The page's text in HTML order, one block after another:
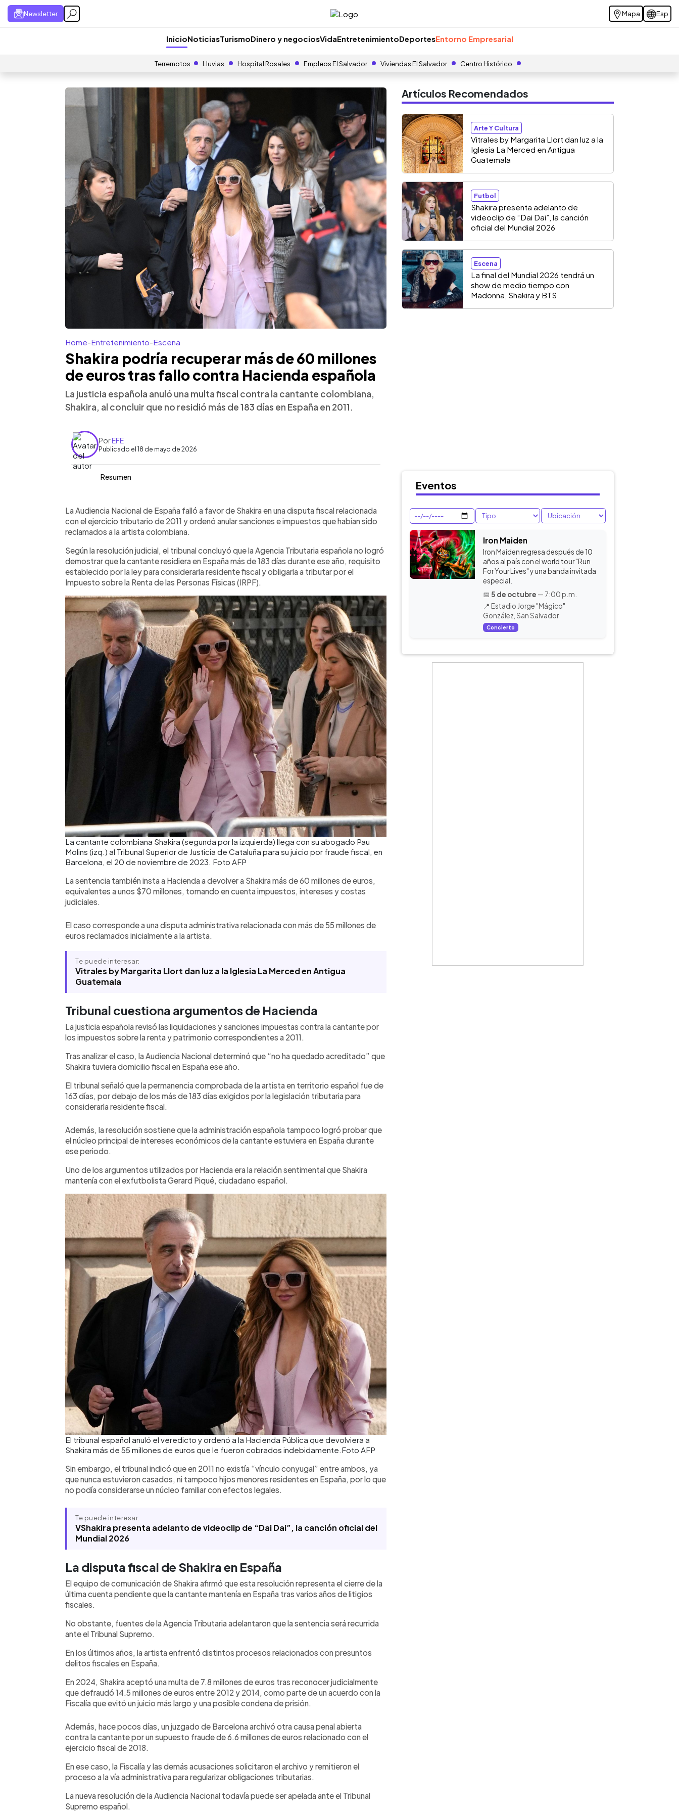
Newsletter Mapa Esp
InicioNoticiasTurismoDinero y negociosVidaEntretenimientoDeportesEntorno Empresarial
Terremotos Lluvias Hospital Rosales Empleos El Salvador Viviendas El Salvador Centro Histórico
Home-Entretenimiento-Escena
Shakira podría recuperar más de 60 millones
de euros tras fallo contra Hacienda española
La justicia española anuló una multa fiscal contra la cantante colombiana,
Shakira, al concluir que no residió más de 183 días en España en 2011.
PorEFE
Publicado el 18 de mayo de 2026
Resumen
► Escuchar artículo
La Audiencia Nacional de España falló a favor de Shakira en una disputa
fiscal correspondiente al ejercicio de 2011 y ordenó devolverle más de 60
millones de euros. El tribunal concluyó que la Agencia Tributaria no logró
sentencia anula sanciones e impuestos aplicados a la artista, aunque
Hacienda anunció que recurrirá la decisión ante el Tribunal Supremo.
La Audiencia Nacional de España falló a favor de Shakira en una disputa fiscal relacionada
con el ejercicio tributario de 2011 y ordenó anular sanciones e impuestos que habían sido
reclamados a la artista colombiana.
Según la resolución judicial, el tribunal concluyó que la Agencia Tributaria española no logró
demostrar que la cantante residiera en España más de 183 días durante ese año, requisito
establecido por la ley para considerarla residente fiscal y obligarla a tributar por el
Impuesto sobre la Renta de las Personas Físicas (IRPF).
La cantante colombiana Shakira (segunda por la izquierda) llega con su abogado Pau
Molins (izq.) al Tribunal Superior de Justicia de Cataluña para su juicio por fraude fiscal, en
Barcelona, ​​el 20 de noviembre de 2023. Foto AFP
La sentencia también insta a Hacienda a devolver a Shakira más de 60 millones de euros,
equivalentes a unos $70 millones, tomando en cuenta impuestos, intereses y costas
judiciales.
El caso corresponde a una disputa administrativa relacionada con más de 55 millones de
euros reclamados inicialmente a la artista.
Te puede interesar:
Vitrales by Margarita Llort dan luz a la Iglesia La Merced en Antigua
Guatemala
Tribunal cuestiona argumentos de Hacienda
La justicia española revisó las liquidaciones y sanciones impuestas contra la cantante por
los impuestos sobre la renta y patrimonio correspondientes a 2011.
Tras analizar el caso, la Audiencia Nacional determinó que “no ha quedado acreditado” que
Shakira tuviera domicilio fiscal en España ese año.
El tribunal señaló que la permanencia comprobada de la artista en territorio español fue de
163 días, por debajo de los más de 183 días exigidos por la legislación tributaria para
considerarla residente fiscal.
Además, la resolución sostiene que la administración española tampoco logró probar que
el núcleo principal de intereses económicos de la cantante estuviera en España durante
ese periodo.
Uno de los argumentos utilizados por Hacienda era la relación sentimental que Shakira
mantenía con el exfutbolista Gerard Piqué, ciudadano español.
El tribunal español anuló el veredicto y ordenó a la Hacienda Pública que devolviera a
Shakira más de 55 millones de euros que le fueron cobrados indebidamente.Foto AFP
Sin embargo, el tribunal indicó que en 2011 no existía “vínculo conyugal” entre ambos, ya
que nunca estuvieron casados, ni tampoco hijos menores residentes en España, por lo que
no podía considerarse un núcleo familiar con efectos legales.
Te puede interesar:
VShakira presenta adelanto de videoclip de “Dai Dai”, la canción oficial del
Mundial 2026
La disputa fiscal de Shakira en España
El equipo de comunicación de Shakira afirmó que esta resolución representa el cierre de la
última cuenta pendiente que la cantante mantenía en España tras varios años de litigios
fiscales.
No obstante, fuentes de la Agencia Tributaria adelantaron que la sentencia será recurrida
ante el Tribunal Supremo.
En los últimos años, la artista enfrentó distintos procesos relacionados con presuntos
delitos fiscales en España.
En 2024, Shakira aceptó una multa de 7.8 millones de euros tras reconocer judicialmente
que defraudó 14.5 millones de euros entre 2012 y 2014, como parte de un acuerdo con la
Fiscalía que evitó un juicio más largo y una posible condena de prisión.
Además, hace pocos días, un juzgado de Barcelona archivó otra causa penal abierta
contra la cantante por un supuesto fraude de 6.6 millones de euros relacionado con el
ejercicio fiscal de 2018.
En ese caso, la Fiscalía y las demás acusaciones solicitaron el archivo y remitieron el
proceso a la vía administrativa para regularizar obligaciones tributarias.
La nueva resolución de la Audiencia Nacional todavía puede ser apelada ante el Tribunal
Supremo español.
Artículos Recomendados
Arte Y Cultura
Vitrales by Margarita Llort dan luz a la
Iglesia La Merced en Antigua
Guatemala
Futbol
Shakira presenta adelanto de
videoclip de “Dai Dai”, la canción
oficial del Mundial 2026
Escena
La final del Mundial 2026 tendrá un
show de medio tiempo con
Madonna, Shakira y BTS
Eventos
Iron Maiden
Iron Maiden regresa después de 10
años al país con el world tour "Run
For Your Lives" y una banda invitada
especial.
📅 5 de octubre — 7:00 p.m.
📍 Estadio Jorge "Mágico"
González, San Salvador
Concierto